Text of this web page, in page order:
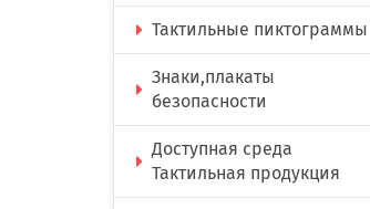
Тактильные пиктограммы
Знаки,плакаты
безопасности
Доступная среда
Тактильная продукция